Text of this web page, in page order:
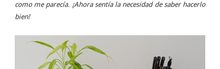
como me parecía. ¡Ahora sentía la necesidad de saber hacerlo
bien!